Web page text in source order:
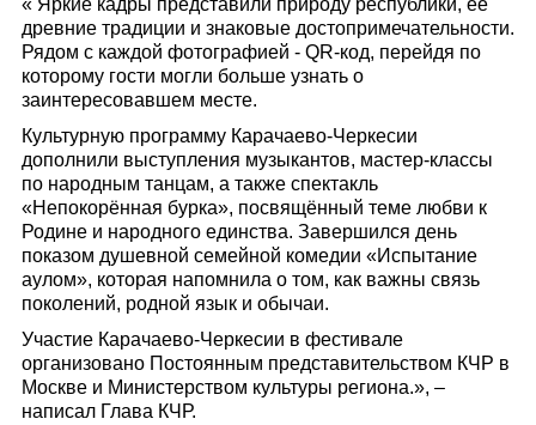
« Яркие кадры представили природу республики, её
древние традиции и знаковые достопримечательности.
Рядом с каждой фотографией - QR-код, перейдя по
которому гости могли больше узнать о
заинтересовавшем месте.
Культурную программу Карачаево-Черкесии
дополнили выступления музыкантов, мастер-классы
по народным танцам, а также спектакль
«Непокорённая бурка», посвящённый теме любви к
Родине и народного единства. Завершился день
показом душевной семейной комедии «Испытание
аулом», которая напомнила о том, как важны связь
поколений, родной язык и обычаи.
Участие Карачаево-Черкесии в фестивале
организовано Постоянным представительством КЧР в
Москве и Министерством культуры региона.», –
написал Глава КЧР.